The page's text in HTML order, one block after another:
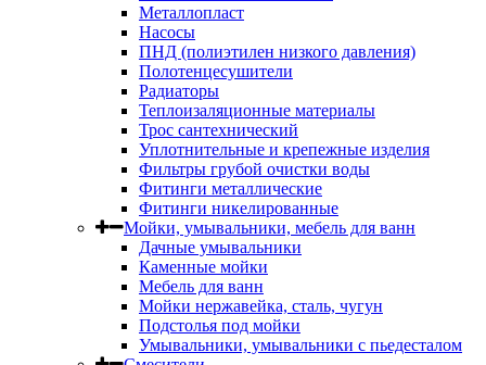
Металлопласт
Насосы
ПНД (полиэтилен низкого давления)
Полотенцесушители
Радиаторы
Теплоизаляционные материалы
Трос сантехнический
Уплотнительные и крепежные изделия
Фильтры грубой очистки воды
Фитинги металлические
Фитинги никелированные
Мойки, умывальники, мебель для ванн
Дачные умывальники
Каменные мойки
Мебель для ванн
Мойки нержавейка, сталь, чугун
Подстолья под мойки
Умывальники, умывальники с пьедесталом